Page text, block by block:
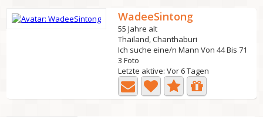
WadeeSintong
55 Jahre alt
Thailand, Chanthaburi
Ich suche eine/n Mann Von 44 Bis 71
3 Foto
Letzte aktive: Vor 6 Tagen